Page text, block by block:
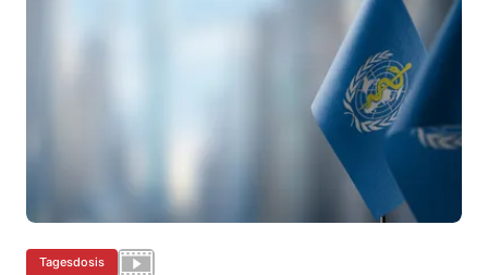
Tagesdosis